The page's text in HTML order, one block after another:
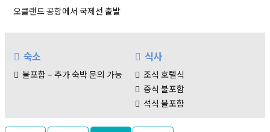
오클랜드 공항에서 국제선 출발
숙소
불포함 – 추가 숙박 문의 가능
식사
조식 호텔식
중식 불포함
석식 불포함